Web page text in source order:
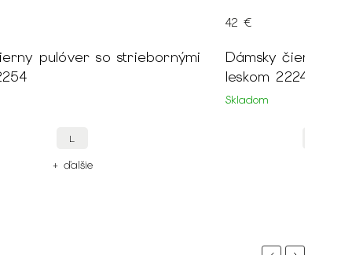
pulóver so striebornými
L
+ ďalšie
Dámsky čierny
leskom 22249
Skladom
42 €